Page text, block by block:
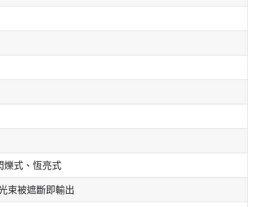
式、恆亮式
束被遮斷即輸出